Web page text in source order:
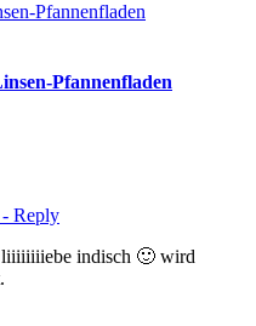
Pfannenfladen
Pfannenfladen
- Reply
indisch 🙂 wird